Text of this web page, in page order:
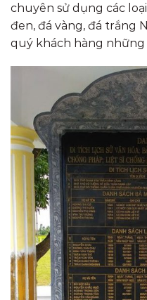
chuyên sử dụng các
đen, đá vàng, đá trắng
quý khách hàng những